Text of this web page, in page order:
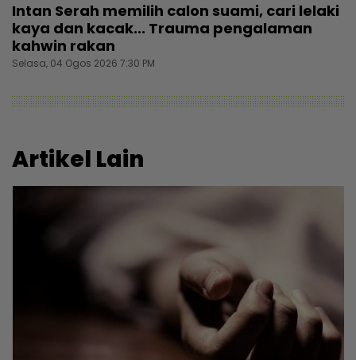
Intan Serah memilih calon suami, cari lelaki
kaya dan kacak... Trauma pengalaman
kahwin rakan
Selasa, 04 Ogos 2026 7:30 PM
Artikel Lain